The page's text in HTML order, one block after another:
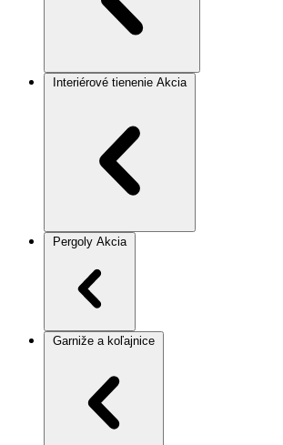
Interiérové tienenie Akcia
Pergoly Akcia
Garniže a koľajnice